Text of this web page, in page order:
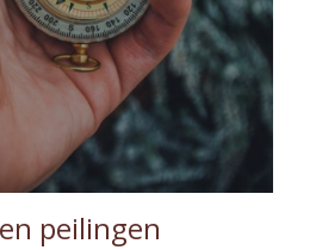
peilingen